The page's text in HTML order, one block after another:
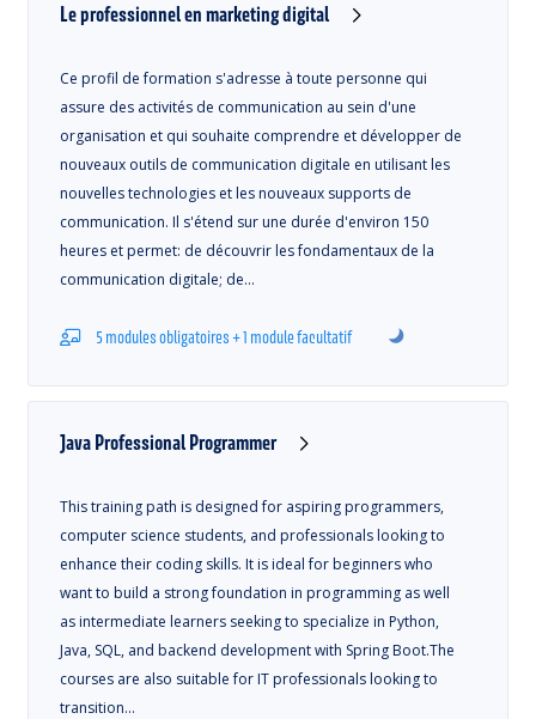
Le professionnel en marketing digital
Ce profil de formation s'adresse à toute personne qui
assure des activités de communication au sein d'une
organisation et qui souhaite comprendre et développer de
nouveaux outils de communication digitale en utilisant les
nouvelles technologies et les nouveaux supports de
communication. Il s'étend sur une durée d'environ 150
heures et permet: de découvrir les fondamentaux de la
communication digitale; de…
5 modules obligatoires + 1 module facultatif
Java Professional Programmer
This training path is designed for aspiring programmers,
computer science students, and professionals looking to
enhance their coding skills. It is ideal for beginners who
want to build a strong foundation in programming as well
as intermediate learners seeking to specialize in Python,
Java, SQL, and backend development with Spring Boot.The
courses are also suitable for IT professionals looking to
transition…